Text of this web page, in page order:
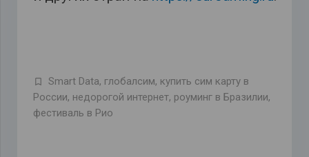
Smart Data, глобалсим, купить сим карту в
России, недорогой интернет, роуминг в Бразилии,
фестиваль в Рио